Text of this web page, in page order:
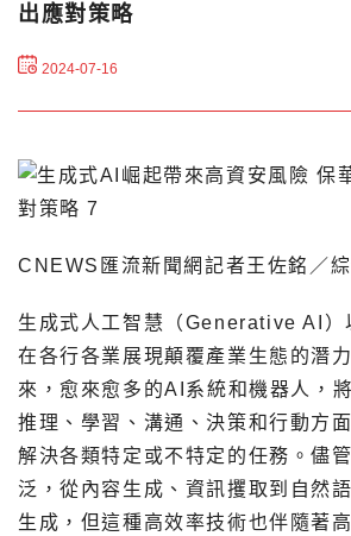
出應對策略
2024-07-16
CNEWS匯流新聞網記者王佐銘／
生成式人工智慧（Generative AI）
在各行各業展現顛覆產業生態的潛
來，愈來愈多的AI系統和機器人，
推理、學習、溝通、決策和行動方
解決各類特定或不特定的任務。儘
泛，從內容生成、資訊攫取到自然
生成，但這種高效率技術也伴隨著